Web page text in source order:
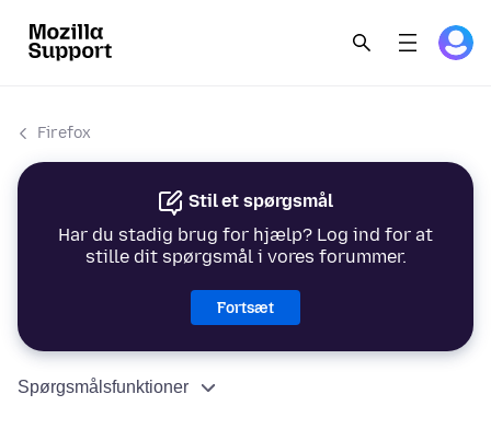
Firefox
Stil et spørgsmål
Har du stadig brug for hjælp? Log ind for at
stille dit spørgsmål i vores forummer.
Fortsæt
Spørgsmålsfunktioner